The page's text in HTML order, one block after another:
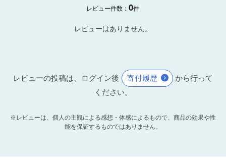
レビュー件数：0件
レビューはありません。
レビューの投稿は、ログイン後 寄付履歴
から行って
ください。
※レビューは、個人の主観による感想・体感によるもので、商品の効果や性
能を保証するものではありません。